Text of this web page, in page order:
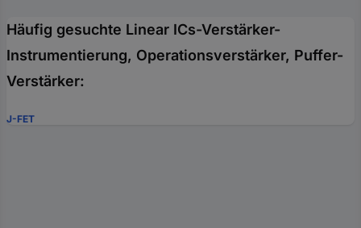
Häufig gesuchte Linear ICs-Verstärker-
Instrumentierung, Operationsverstärker, Puffer-
Verstärker:
J-FET